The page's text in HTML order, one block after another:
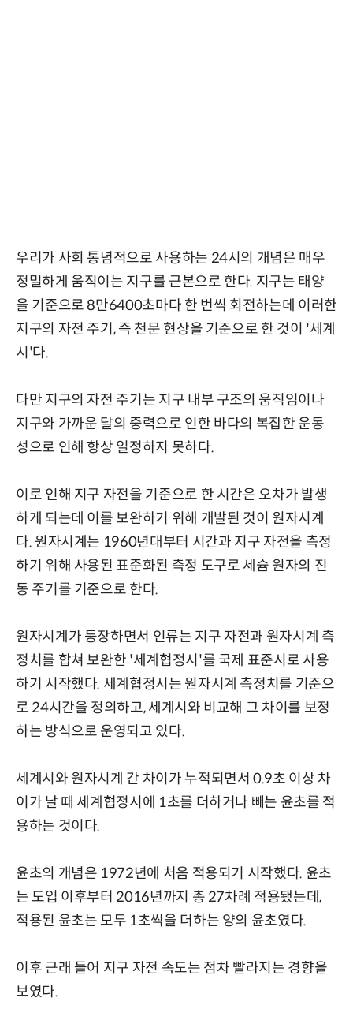
우리가 사회 통념적으로 사용하는 24시의 개념은 매우
정밀하게 움직이는 지구를 근본으로 한다. 지구는 태양
을 기준으로 8만6400초마다 한 번씩 회전하는데 이러한
지구의 자전 주기, 즉 천문 현상을 기준으로 한 것이 '세계
시'다.
다만 지구의 자전 주기는 지구 내부 구조의 움직임이나
지구와 가까운 달의 중력으로 인한 바다의 복잡한 운동
성으로 인해 항상 일정하지 못하다.
이로 인해 지구 자전을 기준으로 한 시간은 오차가 발생
하게 되는데 이를 보완하기 위해 개발된 것이 원자시계
다. 원자시계는 1960년대부터 시간과 지구 자전을 측정
하기 위해 사용된 표준화된 측정 도구로 세슘 원자의 진
동 주기를 기준으로 한다.
원자시계가 등장하면서 인류는 지구 자전과 원자시계 측
정치를 합쳐 보완한 '세계협정시'를 국제 표준시로 사용
하기 시작했다. 세계협정시는 원자시계 측정치를 기준으
로 24시간을 정의하고, 세계시와 비교해 그 차이를 보정
하는 방식으로 운영되고 있다.
세계시와 원자시계 간 차이가 누적되면서 0.9초 이상 차
이가 날 때 세계협정시에 1초를 더하거나 빼는 윤초를 적
용하는 것이다.
윤초의 개념은 1972년에 처음 적용되기 시작했다. 윤초
는 도입 이후부터 2016년까지 총 27차례 적용됐는데,
적용된 윤초는 모두 1초씩을 더하는 양의 윤초였다.
이후 근래 들어 지구 자전 속도는 점차 빨라지는 경향을
보였다.